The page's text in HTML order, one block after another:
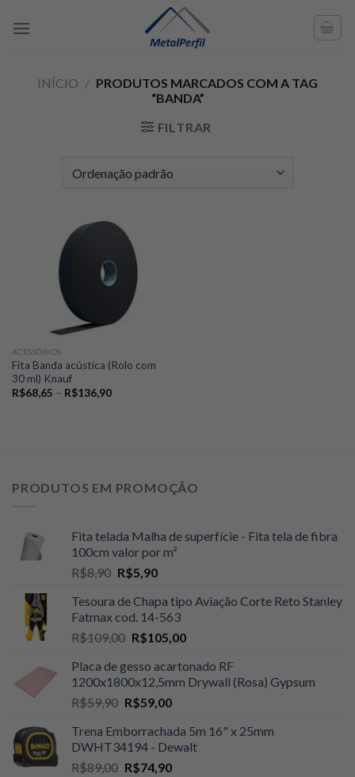
INÍCIO / PRODUTOS MARCADOS COM A TAG
“BANDA”
FILTRAR
ACESSÓRIOS
Fita Banda acústica (Rolo com
30 ml) Knauf
R$68,65 – R$136,90Faixa
PRODUTOS EM PROMOÇÃO
Fita telada Malha de superfície - Fita tela de fibra
100cm valor por m²
R$8,90 O
original
era:
R$8,90.
R$5,90O
atual
é:
R$5,90.
Tesoura de Chapa tipo Aviação Corte Reto Stanley
Fatmax cod. 14-563
R$109,00 O
original
era:
R$109,00.
R$105,00O
atual
é:
Placa de gesso acartonado RF
1200x1800x12,5mm Drywall (Rosa) Gypsum
R$59,90 O
original
era:
R$59,90.
R$59,00O
atual
é:
R$59,00.
Trena Emborrachada 5m 16" x 25mm
DWHT34194 - Dewalt
R$89,00 O
R$74,90O